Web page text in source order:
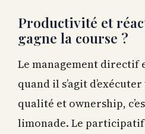
Productivité et
gagne la course ?
Le management directif
quand il s’agit
qualité et ownership,
limonade. Le